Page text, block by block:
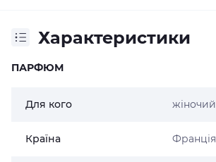
Характеристики
ПАРФЮМ
Для кого жіночий
Країна Франція